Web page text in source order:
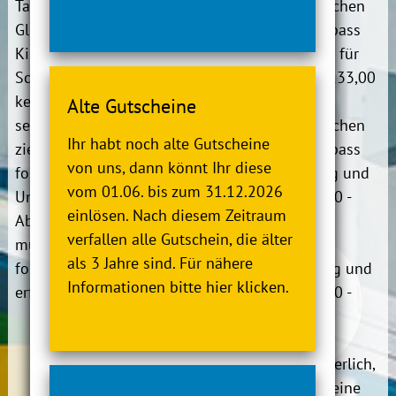
Alte Gutscheine
Ihr habt noch alte Gutscheine
von uns, dann könnt Ihr diese
vom 01.06. bis zum 31.12.2026
einlösen. Nach diesem Zeitraum
verfallen alle Gutschein, die älter
als 3 Jahre sind. Für nähere
Informationen bitte hier klicken.
Tauchen herangeführt.
Gleichzeitig lernen die
Kinder spielerisch erste
Schwimmbewegungen
kennen um sich
selbstständig und
zielgerichtet im Wasser
fortbewegen zu können.
Um das Seepferdchen-
Abzeichen zu erlangen
müssen die Kinder
folgende Leistungen
erfüllen:
Beckenrand mit
inkl. Abzeichen
und Seepferdchenpass
14er-Karte für
Kinder ab 6 Jahre 133,00
inkl. Abzeichen
und Seepferdchenpass
Kurszeiten:
Montag und
Mittwoch 16:00 -
16:45 Uhr
Montag und
Mittwoch 17:00 -
Anmeldung:erforderlich,
wir führen derzeit eine